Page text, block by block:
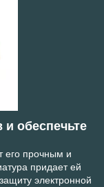
обеспечьте
его прочным и
придает ей
электронной